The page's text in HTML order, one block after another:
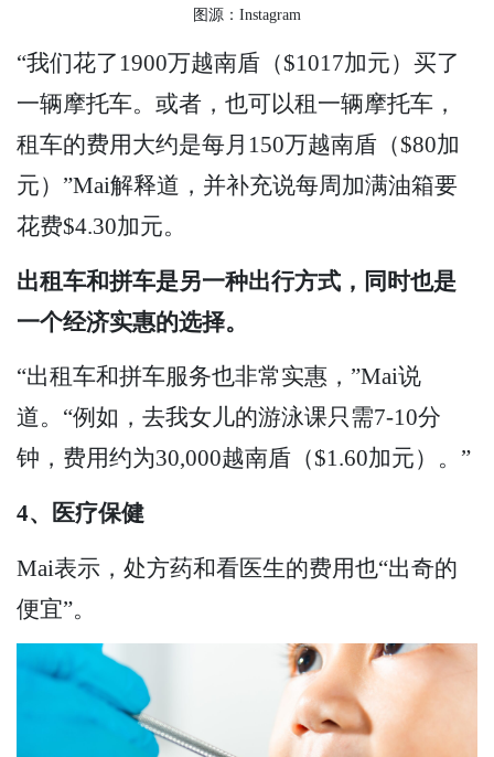
图源：Instagram
“我们花了1900万越南盾（$1017加元）买了
一辆摩托车。或者，也可以租一辆摩托车，
租车的费用大约是每月150万越南盾（$80加
元）”Mai解释道，并补充说每周加满油箱要
花费$4.30加元。
出租车和拼车是另一种出行方式，同时也是
一个经济实惠的选择。
“出租车和拼车服务也非常实惠，”Mai说
道。“例如，去我女儿的游泳课只需7-10分
钟，费用约为30,000越南盾（$1.60加元）。”
4、医疗保健
Mai表示，处方药和看医生的费用也“出奇的
便宜”。